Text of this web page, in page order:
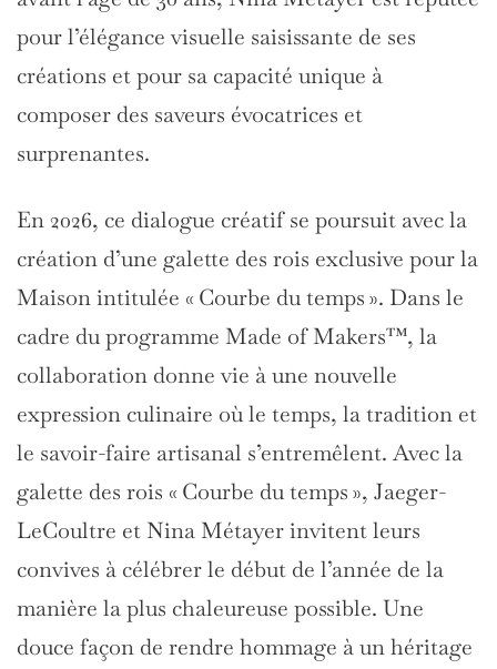
pour l’élégance visuelle saisissante de ses
créations et pour sa capacité unique à
composer des saveurs évocatrices et
surprenantes.
En 2026, ce dialogue créatif se poursuit avec la
création d’une galette des rois exclusive pour la
Maison intitulée « Courbe du temps ». Dans le
cadre du programme Made of Makers™️, la
collaboration donne vie à une nouvelle
expression culinaire où le temps, la tradition et
le savoir-faire artisanal s’entremêlent. Avec la
galette des rois « Courbe du temps », Jaeger-
LeCoultre et Nina Métayer invitent leurs
convives à célébrer le début de l’année de la
manière la plus chaleureuse possible. Une
douce façon de rendre hommage à un héritage